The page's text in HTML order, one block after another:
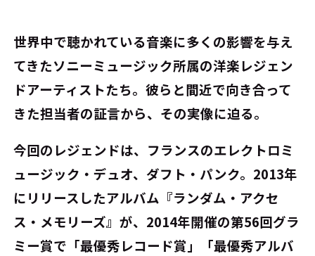
世界中で聴かれている音楽に多くの影響を与え
てきたソニーミュージック所属の洋楽レジェン
ドアーティストたち。彼らと間近で向き合って
きた担当者の証言から、その実像に迫る。
今回のレジェンドは、フランスのエレクトロミ
ュージック・デュオ、ダフト・パンク。2013年
にリリースしたアルバム『ランダム・アクセ
ス・メモリーズ』が、2014年開催の第56回グラ
ミー賞で「最優秀レコード賞」「最優秀アルバ